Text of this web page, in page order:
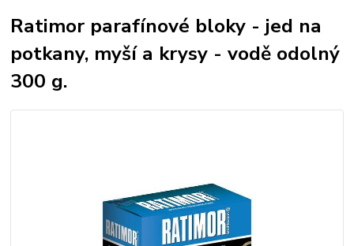
Ratimor parafínové bloky - jed na
potkany, myší a krysy - vodě odolný
300 g.